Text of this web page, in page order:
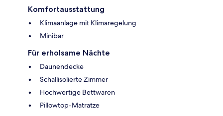
Komfortausstattung
Klimaanlage mit Klimaregelung
Minibar
Für erholsame Nächte
Daunendecke
Schallisolierte Zimmer
Hochwertige Bettwaren
Pillowtop-Matratze